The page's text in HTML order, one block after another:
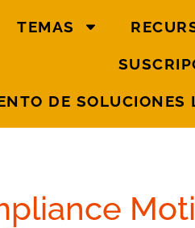
TEMAS
DE SOLUCIONES